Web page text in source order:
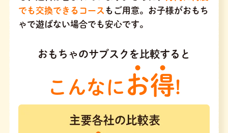
でも交換できるコース もご用意。お子様がおもち
ゃで遊ばない場合でも安心です。
おもちゃのサブスクを比較すると
こんなに お得!